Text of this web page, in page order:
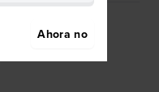
Ahora no